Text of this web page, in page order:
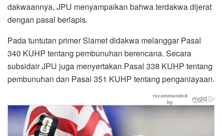
dakwaannya, JPU menyampaikan bahwa terdakwa dijerat
dengan pasal berlapis.
Pada tuntutan primer Slamet didakwa melanggar Pasal
340 KUHP tentang pembunuhan berencana. Secara
subsidair JPU juga menyertakan Pasal 338 KUHP tentang
pembunuhan dan Pasal 351 KUHP tentang penganiayaan.